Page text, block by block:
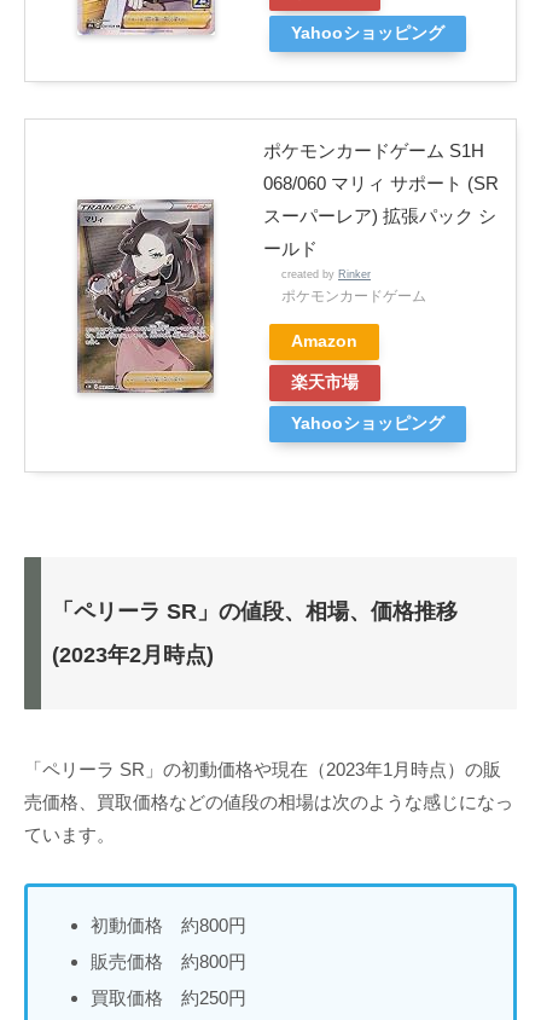
Yahooショッピング
ポケモンカードゲーム S1H
068/060 マリィ サポート (SR
スーパーレア) 拡張パック シ
ールド
created by Rinker
ポケモンカードゲーム
Amazon
楽天市場
Yahooショッピング
「ペリーラ SR」の値段、相場、価格推移
(2023年2月時点)
「ペリーラ SR」の初動価格や現在（2023年1月時点）の販
売価格、買取価格などの値段の相場は次のような感じになっ
ています。
初動価格 約800円
販売価格 約800円
買取価格 約250円